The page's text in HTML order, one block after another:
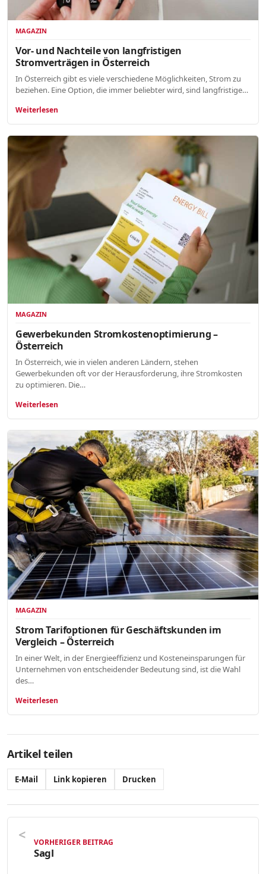
MAGAZIN
Vor- und Nachteile von langfristigen
Stromverträgen in Österreich
In Österreich gibt es viele verschiedene Möglichkeiten, Strom zu
beziehen. Eine Option, die immer beliebter wird, sind langfristige…
Weiterlesen
MAGAZIN
Gewerbekunden Stromkostenoptimierung –
Österreich
In Österreich, wie in vielen anderen Ländern, stehen
Gewerbekunden oft vor der Herausforderung, ihre Stromkosten
zu optimieren. Die…
Weiterlesen
MAGAZIN
Strom Tarifoptionen für Geschäftskunden im
Vergleich – Österreich
In einer Welt, in der Energieeffizienz und Kosteneinsparungen für
Unternehmen von entscheidender Bedeutung sind, ist die Wahl
des…
Weiterlesen
Artikel teilen
E-Mail Link kopieren Drucken
VORHERIGER BEITRAG
Sagl